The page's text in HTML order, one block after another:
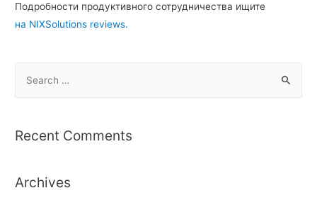
Подробности продуктивного сотрудничества ищите
на NIXSolutions reviews.
r
f
Recent Comments
Archives